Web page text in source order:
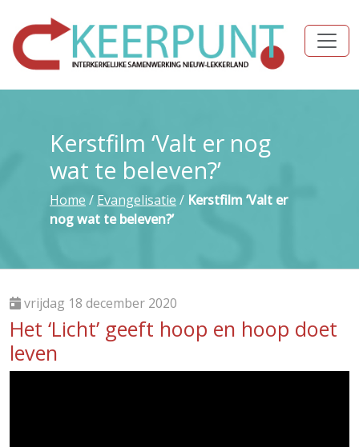
Kerstfilm ‘Valt er nog
wat te beleven?’
Home / Evangelisatie / Kerstfilm ‘Valt er
nog wat te beleven?’
vrijdag 18 december 2020
Het ‘Licht’ geeft hoop en hoop doet
leven